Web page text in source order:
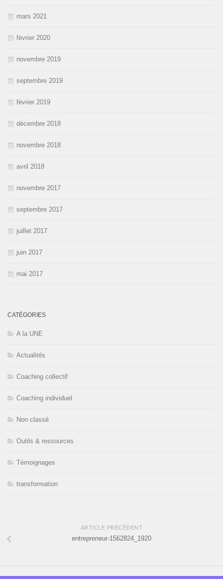
mars 2021
février 2020
novembre 2019
septembre 2019
février 2019
décembre 2018
novembre 2018
avril 2018
novembre 2017
septembre 2017
juillet 2017
juin 2017
mai 2017
CATÉGORIES
A la UNE
Actualités
Coaching collectif
Coaching individuel
Non classé
Outils & ressources
Témoignages
transformation
ARTICLE PRÉCÉDENT
entrepreneur-1562824_1920